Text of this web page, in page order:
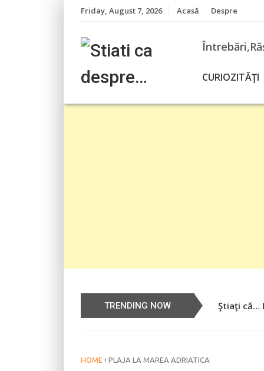
Friday, August 7, 2026 Acasă Despre
CURIOZITĂŢI
TRENDING NOW Ştiaţi că…
Știați că…
HOME › PLAJA LA MAREA ADRIATICA